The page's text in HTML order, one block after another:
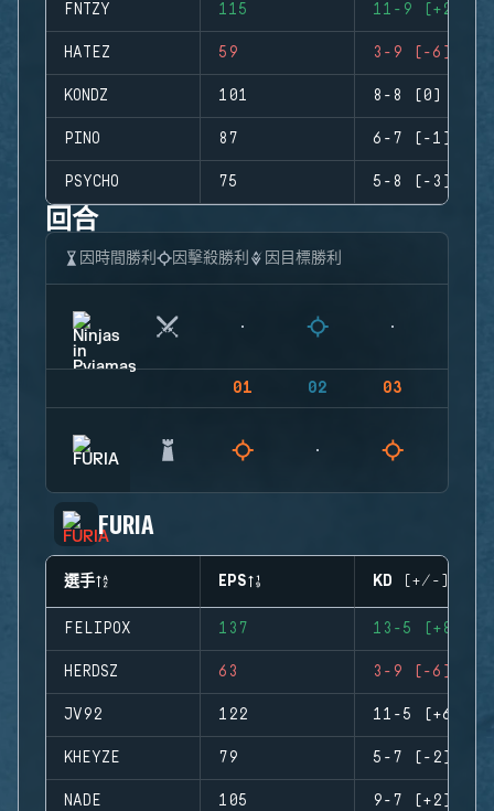
FNTZY 115 11-9 (+2)
HATEZ 59 3-9 (-6)
KONDZ 101 8-8 (0)
PINO 87 6-7 (-1)
PSYCHO 75 5-8 (-3)
回合
因時間勝利 因擊殺勝利 因目標勝利
01 02 03
FURIA
選手 EPS KD (+/-)
FELIPOX 137 13-5 (+8)
HERDSZ 63 3-9 (-6)
JV92 122 11-5 (+6)
KHEYZE 79 5-7 (-2)
NADE 105 9-7 (+2)